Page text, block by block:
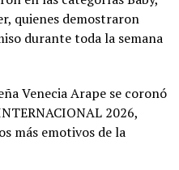
quienes demostraron
durante toda la semana
Venecia Arape se coronó
2026,
más emotivos de la